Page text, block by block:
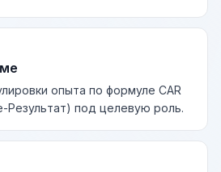
опыта по формуле CAR
Результат) под целевую роль.